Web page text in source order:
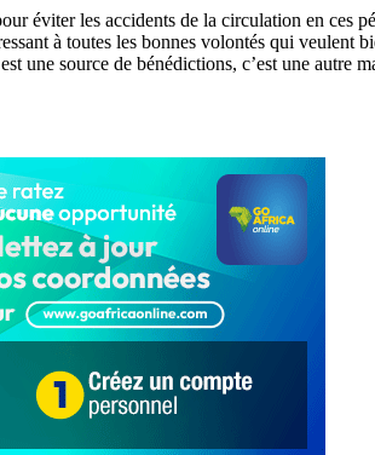
éviter les accidents de la circulation en ces
à toutes les bonnes volontés qui veulent
une source de bénédictions, c’est une autre